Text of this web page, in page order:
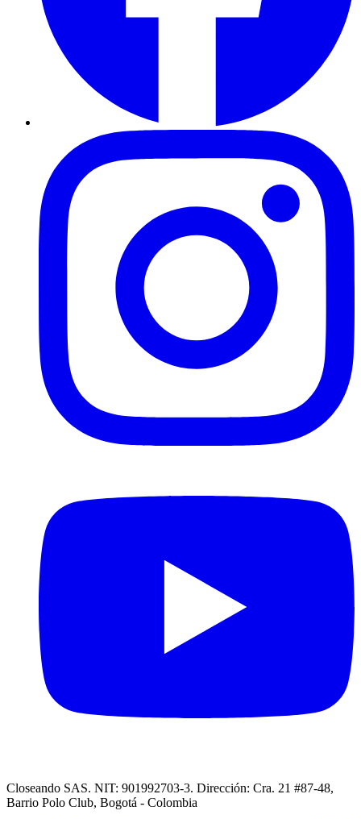
Closeando SAS. NIT: 901992703-3. Dirección: Cra. 21 #87-48,
Barrio Polo Club, Bogotá - Colombia